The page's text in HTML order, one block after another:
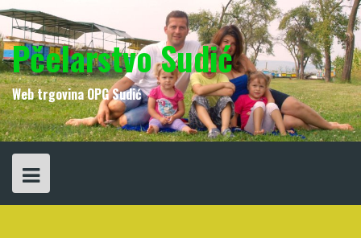
Skip
to
content
Pčelarstvo Sudić
Web trgovina OPG Sudić